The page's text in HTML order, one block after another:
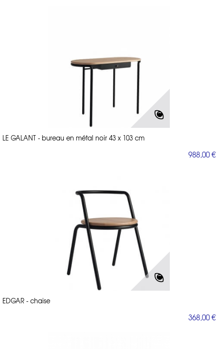
LE GALANT - bureau en métal noir 43 x 103 cm
988,00 €
EDGAR - chaise
368,00 €